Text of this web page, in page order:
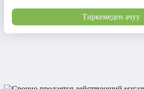
Тиркемеден ачуу